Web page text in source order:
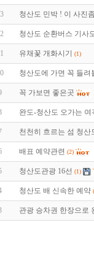
청산도 민박 ! 이 사진
청산도 순환버스 기사
유채꽃 개화시기 (1)
청산도에 가면 꼭 들려
꼭 가보면 좋은곳
완도-청산도 오가는
천천히 흐르는 섬 청산
배표 예약관련 (2)
청산도관광 16선 (1)
청산도 배 신속한 예약
관광 승차권 한장으로